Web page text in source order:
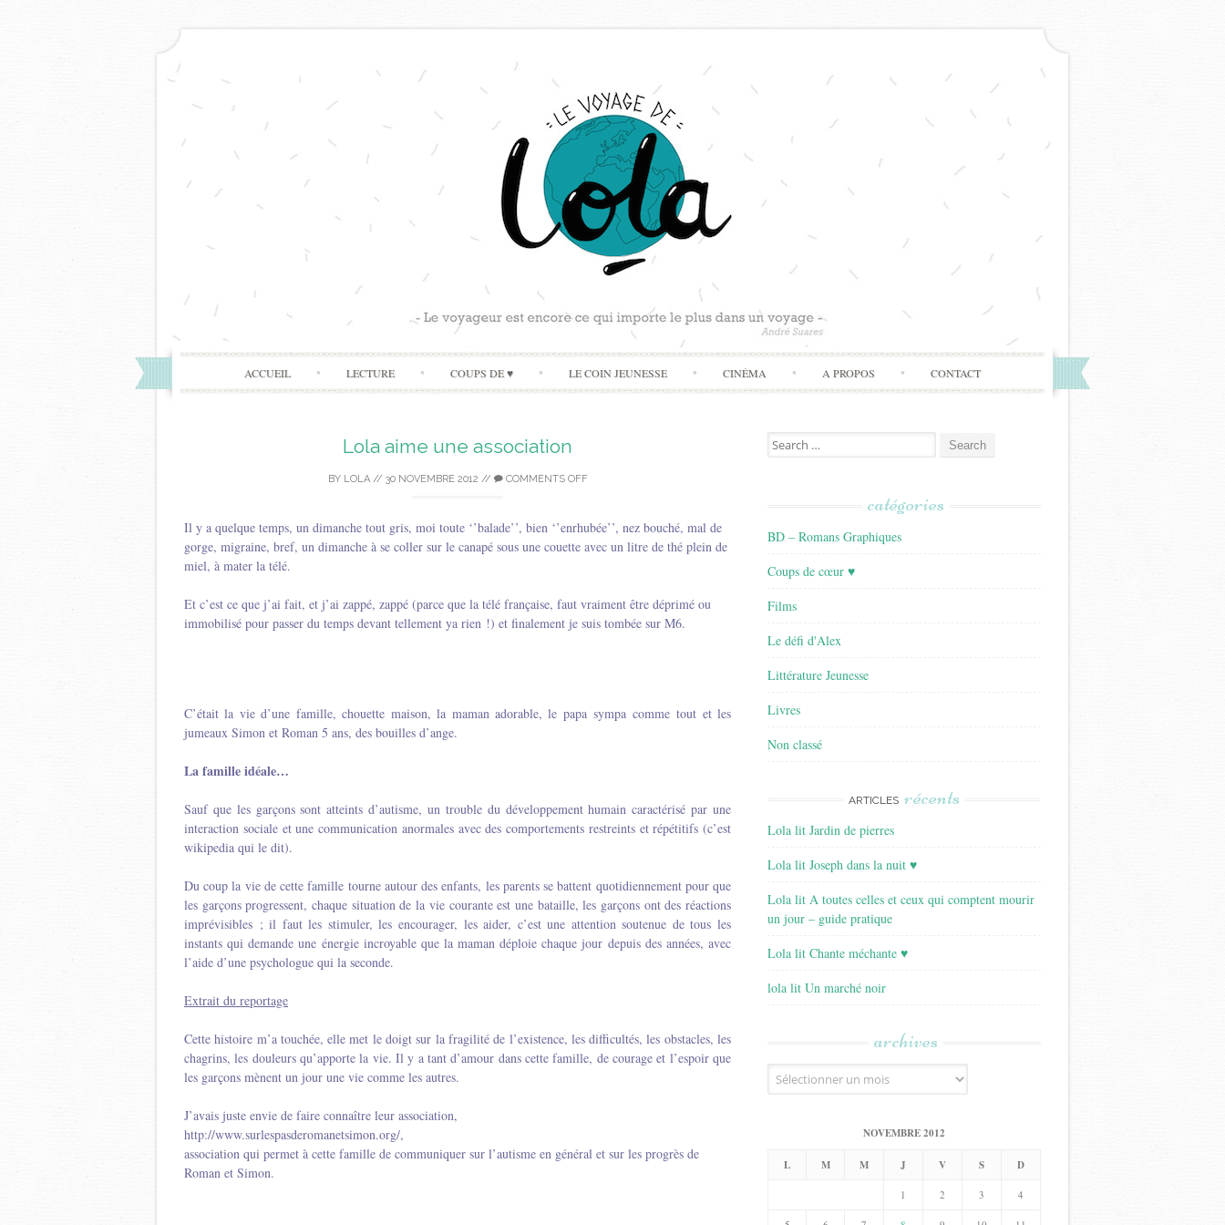
Skip
to
ACCUEIL LECTURE COUPS DE ♥ LE COIN JEUNESSE CINÉMA A PROPOS CONTACT
Lola aime une association
BY LOLA// 30 NOVEMBRE 2012 // COMMENTS OFF
Il y a quelque temps, un dimanche tout gris, moi toute ‘’balade’’, bien ‘’enrhubée’’, nez bouché, mal de
gorge, migraine, bref, un dimanche à se coller sur le canapé sous une couette avec un litre de thé plein de
miel, à mater la télé.
Et c’est ce que j’ai fait, et j’ai zappé, zappé (parce que la télé française, faut vraiment être déprimé ou
immobilisé pour passer du temps devant tellement ya rien !) et finalement je suis tombée sur M6.
C’était la vie d’une famille, chouette maison, la maman adorable, le papa sympa comme tout et les
jumeaux Simon et Roman 5 ans, des bouilles d’ange.
La famille idéale…
Sauf que les garçons sont atteints d’autisme, un trouble du développement humain caractérisé par une
interaction sociale et une communication anormales avec des comportements restreints et répétitifs (c’est
wikipedia qui le dit).
Du coup la vie de cette famille tourne autour des enfants, les parents se battent quotidiennement pour que
les garçons progressent, chaque situation de la vie courante est une bataille, les garçons ont des réactions
imprévisibles ; il faut les stimuler, les encourager, les aider, c’est une attention soutenue de tous les
instants qui demande une énergie incroyable que la maman déploie chaque jour depuis des années, avec
l’aide d’une psychologue qui la seconde.
Extrait du reportage
Cette histoire m’a touchée, elle met le doigt sur la fragilité de l’existence, les difficultés, les obstacles, les
chagrins, les douleurs qu’apporte la vie. Il y a tant d’amour dans cette famille, de courage et l’espoir que
les garçons mènent un jour une vie comme les autres.
J’avais juste envie de faire connaître leur association,
http://www.surlespasderomanetsimon.org/,
association qui permet à cette famille de communiquer sur l’autisme en général et sur les progrès de
Roman et Simon.
Search
for:
catégories
BD – Romans Graphiques
Coups de cœur ♥
Films
Le défi d'Alex
Littérature Jeunesse
Livres
Non classé
ARTICLES récents
Lola lit Jardin de pierres
Lola lit Joseph dans la nuit ♥
Lola lit A toutes celles et ceux qui comptent mourir
un jour – guide pratique
Lola lit Chante méchante ♥
lola lit Un marché noir
archives
Archives
NOVEMBRE 2012
L M M J V S D
1 2 3 4